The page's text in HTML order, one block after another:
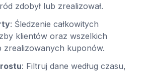
zdobył lub zrealizował.
: Śledzenie całkowitych
klientów oraz wszelkich
zrealizowanych kuponów.
: Filtruj dane według czasu,